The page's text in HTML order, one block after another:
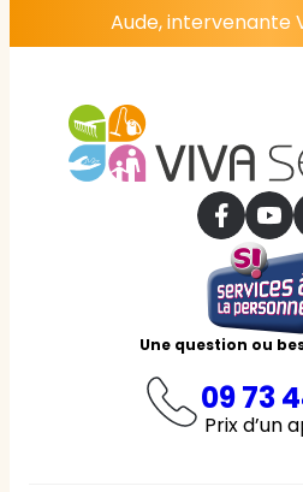
Aude, intervenante
Une question ou
09 73
Prix d’un